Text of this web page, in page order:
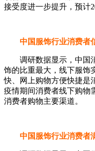
接受度进一步提升，预计
中国服饰行业消费者
调研数据显示，中国消
饰的比重最大，线下服饰
快、网上购物方便快捷是
疫情期间消费者线下购物
消费者购物主要渠道。
中国服饰行业消费者